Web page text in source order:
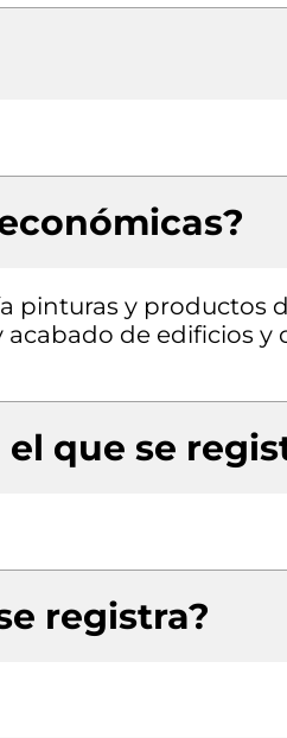
pinturas y productos
de edificios y
que se
registra?